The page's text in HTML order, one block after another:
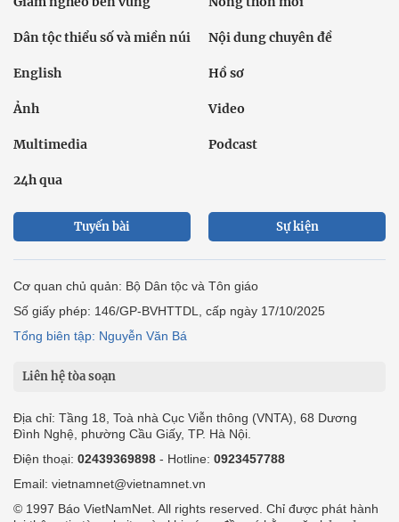
Dân tộc thiểu số và miền núi Nội dung chuyên đề
English Hồ sơ
Ảnh Video
Multimedia Podcast
24h qua
Tuyến bài Sự kiện
Cơ quan chủ quản: Bộ Dân tộc và Tôn giáo
Số giấy phép: 146/GP-BVHTTDL, cấp ngày 17/10/2025
Tổng biên tập: Nguyễn Văn Bá
Liên hệ tòa soạn
Địa chỉ: Tầng 18, Toà nhà Cục Viễn thông (VNTA), 68 Dương
Đình Nghệ, phường Cầu Giấy, TP. Hà Nội.
Điện thoại: 02439369898 - Hotline: 0923457788
Email: vietnamnet@vietnamnet.vn
© 1997 Báo VietNamNet. All rights reserved. Chỉ được phát hành